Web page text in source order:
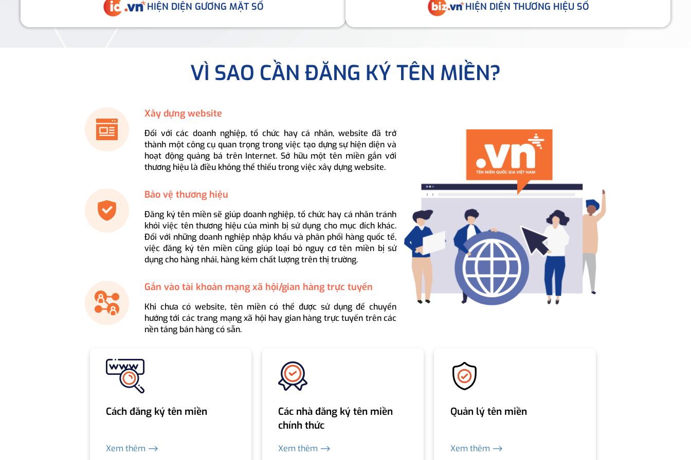
HIỆN DIỆN GƯƠNG MẶT SỐ HIỆN DIỆN THƯƠNG HIỆU SỐ
VÌ SAO CẦN ĐĂNG KÝ TÊN MIỀN?
Xây dựng website
Đối với các doanh nghiệp, tổ chức hay cá nhân, website đã trở
thành một công cụ quan trọng trong việc tạo dựng sự hiện diện và
hoạt động quảng bá trên Internet. Sở hữu một tên miền gắn với
thương hiệu là điều không thể thiếu trong việc xây dựng website.
Bảo vệ thương hiệu
Đăng ký tên miền sẽ giúp doanh nghiệp, tổ chức hay cá nhân tránh
khỏi việc tên thương hiệu của mình bị sử dụng cho mục đích khác.
Đối với những doanh nghiệp nhập khẩu và phân phối hàng quốc tế,
việc đăng ký tên miền cũng giúp loại bỏ nguy cơ tên miền bị sử
dụng cho hàng nhái, hàng kém chất lượng trên thị trường.
Gắn vào tài khoản mạng xã hội/gian hàng trực tuyến
Khi chưa có website, tên miền có thể được sử dụng để chuyển
hướng tới các trang mạng xã hội hay gian hàng trực tuyến trên các
nền tảng bán hàng có sẵn.
Cách đăng ký tên miền
Xem thêm ⟶
Các nhà đăng ký tên miền
chính thức
Xem thêm ⟶
Quản lý tên miền
Xem thêm ⟶